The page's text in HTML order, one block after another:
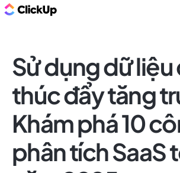
Sử dụng dữ liệu
thúc đẩy tăng
Khám phá 10
phân tích SaaS